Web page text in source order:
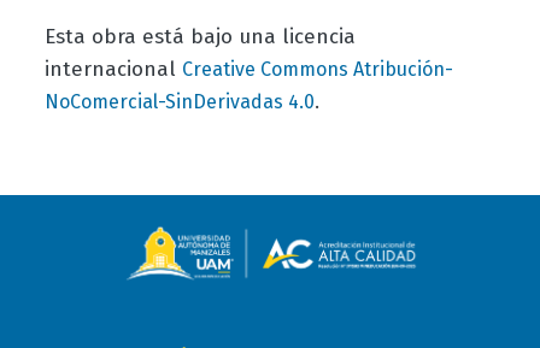
Esta obra está bajo una licencia
internacional Creative Commons Atribución-
NoComercial-SinDerivadas 4.0.